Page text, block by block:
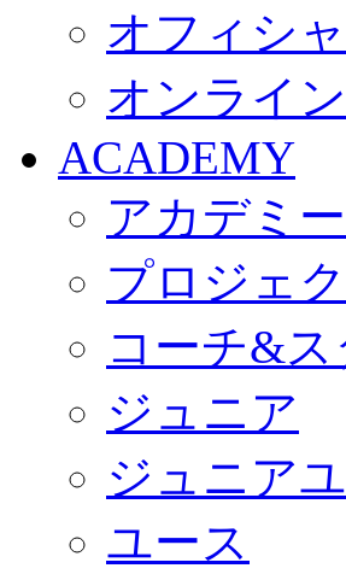
オフィシ
オンライ
ACADEMY
アカデミ
プロジェ
コーチ&ス
ジュニア
ジュニア
ユース